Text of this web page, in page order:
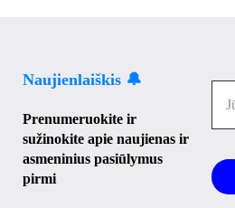
Naujienlaiškis 🔔
Prenumeruokite ir
sužinokite apie naujienas ir
asmeninius pasiūlymus
pirmi